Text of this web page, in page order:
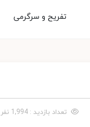
تفریح و سرگرمی
تعداد بازدید : 1,994 نفر